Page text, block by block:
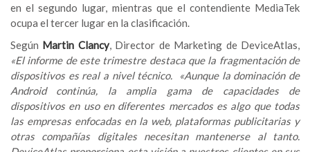
en el segundo lugar, mientras que el contendiente MediaTek
ocupa el tercer lugar en la clasificación.
Según Martin Clancy, Director de Marketing de DeviceAtlas,
«El informe de este trimestre destaca que la fragmentación de
dispositivos es real a nivel técnico. «Aunque la dominación de
Android continúa, la amplia gama de capacidades de
dispositivos en uso en diferentes mercados es algo que todas
las empresas enfocadas en la web, plataformas publicitarias y
otras compañías digitales necesitan mantenerse al tanto.